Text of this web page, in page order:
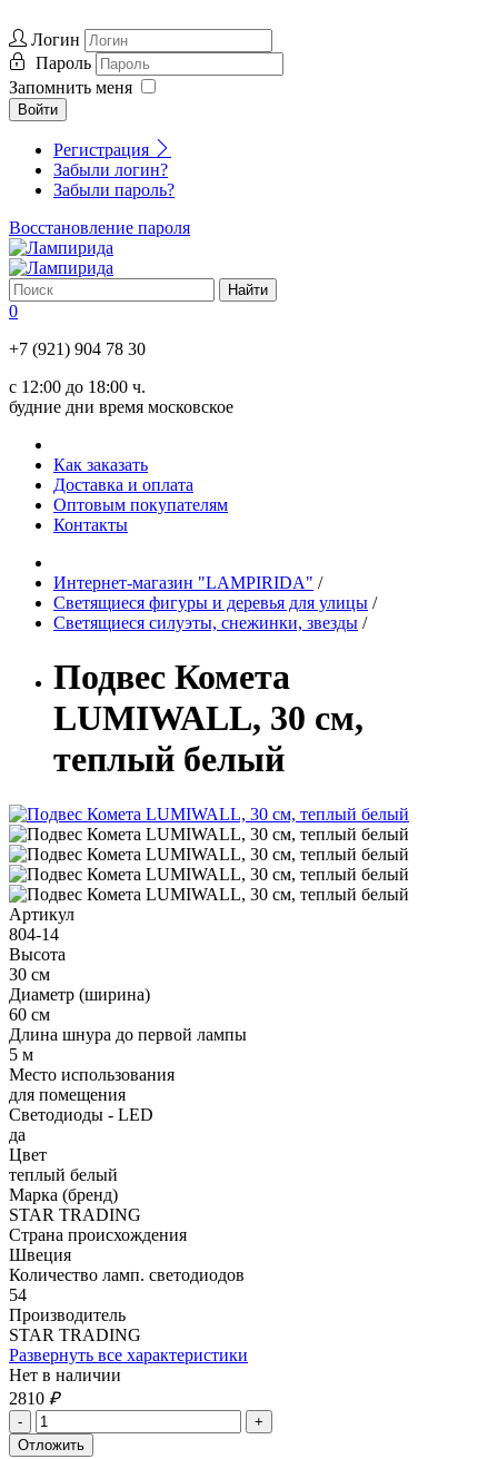
Логин
Пароль
Запомнить меня
Войти
Регистрация
Забыли логин?
Забыли пароль?
Восстановление пароля
0
+7 (921) 904 78 30
с 12:00 до 18:00 ч.
будние дни время московское
Как заказать
Доставка и оплата
Оптовым покупателям
Контакты
Интернет-магазин "LAMPIRIDA" /
Светящиеся фигуры и деревья для улицы /
Светящиеся силуэты, снежинки, звезды /
Подвес Комета
LUMIWALL, 30 см,
теплый белый
Артикул
804-14
Высота
30 см
Диаметр (ширина)
60 см
Длина шнура до первой лампы
5 м
Место использования
для помещения
Светодиоды - LED
да
Цвет
теплый белый
Марка (бренд)
STAR TRADING
Страна происхождения
Швеция
Количество ламп. светодиодов
54
Производитель
STAR TRADING
Развернуть все характеристики
Нет в наличии
2810 ₽